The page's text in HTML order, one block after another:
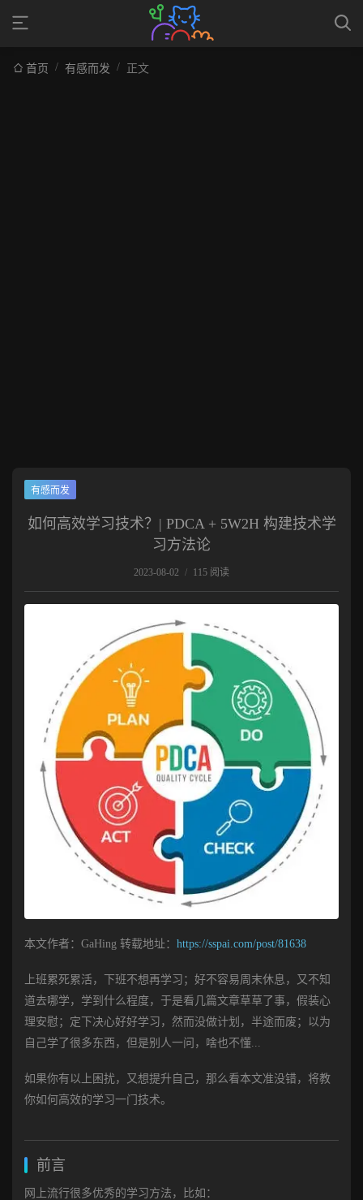
首页 / 有感而发 / 正文
有感而发
如何高效学习技术？| PDCA + 5W2H 构建技术学
习方法论
2023-08-02 / 115 阅读
本文作者：GaHing 转载地址： https://sspai.com/post/81638
上班累死累活，下班不想再学习；好不容易周末休息，又不知
道去哪学，学到什么程度，于是看几篇文章草草了事，假装心
理安慰；定下决心好好学习，然而没做计划，半途而废；以为
自己学了很多东西，但是别人一问，啥也不懂...
如果你有以上困扰，又想提升自己，那么看本文准没错，将教
你如何高效的学习一门技术。
前言
网上流行很多优秀的学习方法，比如：